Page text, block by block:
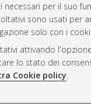
per il suo
sono usati per
solo con i
attivando
lo stato dei
Cookie policy.
AMS Dottorato
ISSN: 2038-7946
Servizio
Impostazioni Cookie
Informativa sulla
Condizioni d’uso del